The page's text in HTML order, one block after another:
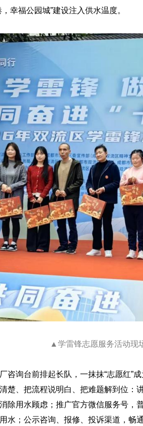
幸福公园城”建设注入供水温度。
▲学雷锋志愿服务活动现
咨询台前排起长队，一抹抹“志愿红”
楚、把流程说明白、把难题解到位：
除用水顾虑；推广官方微信服务号，
水；公示咨询、报修、投诉渠道，畅